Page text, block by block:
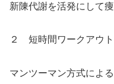
新陳代謝を活発にして
２ 短時間ワークアウ
マンツーマン方式によ